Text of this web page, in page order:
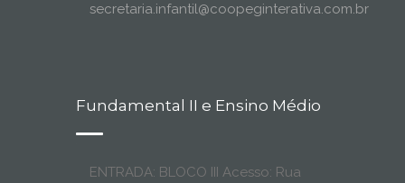
secretaria.infantil@coopeginterativa.com.br
Fundamental II e Ensino Médio
ENTRADA: BLOCO III Acesso: Rua